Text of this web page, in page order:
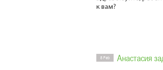
к вам?
8 Feb Анастасия